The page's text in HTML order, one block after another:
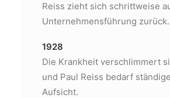
Reiss zieht sich schrittweise
Unternehmensführung zurück.
1928
Die Krankheit verschlimmert
und Paul Reiss bedarf
Aufsicht.